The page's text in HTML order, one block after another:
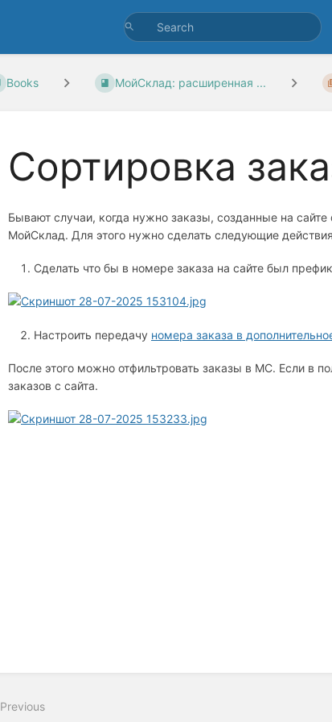
Books МойСклад: расширенная ...
Сортировка
Бывают случаи, когда нужно заказы, созданные на сайте
МойСклад. Для этого нужно сделать следующие
Сделать что бы в номере заказа на сайте был
Настроить передачу номера заказа в
После этого можно отфильтровать заказы в МС. Если в
заказов с сайта.
Previous